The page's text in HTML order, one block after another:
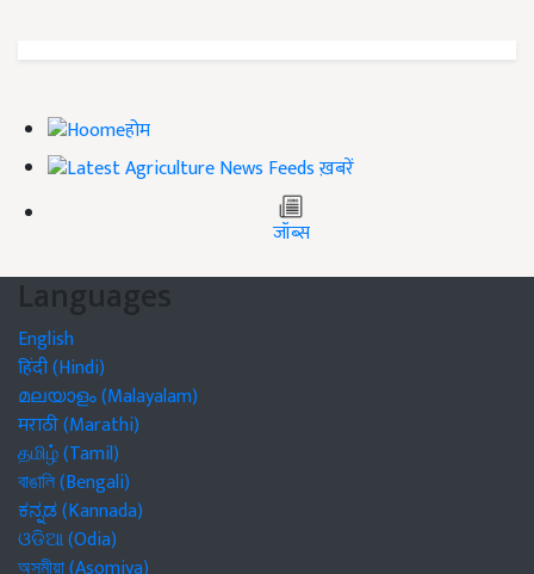
होम
ख़बरें
जॉब्स
Languages
English
हिंदी (Hindi)
മലയാളം (Malayalam)
मराठी (Marathi)
தமிழ் (Tamil)
বাঙালি (Bengali)
ಕನ್ನಡ (Kannada)
ଓଡିଆ (Odia)